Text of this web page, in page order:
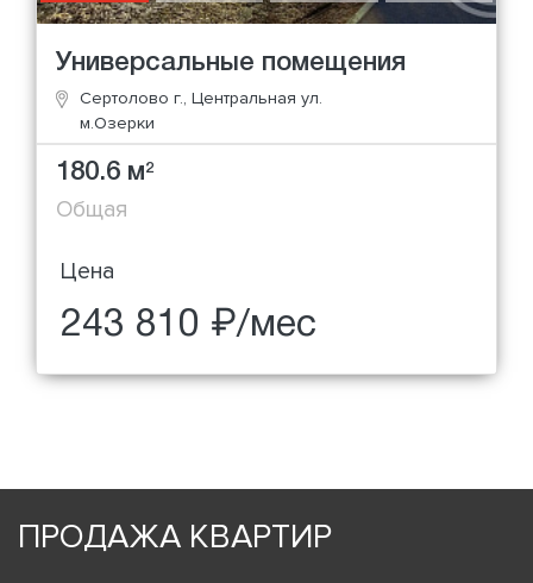
Универсальные помещения
Сертолово г., Центральная ул.
м.Озерки
180.6 м2
Общая
Цена
243 810 ₽/мес
ПРОДАЖА КВАРТИР